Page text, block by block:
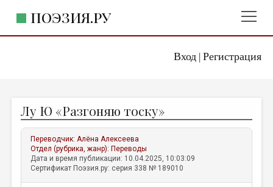
Вход| Регистрация
ПОЭЗИЯ.РУ
ЖАНРЫ
АВТОРЫ
КОММЕНТАРИИ
ЛИТСАЛОН
Лу Ю «Разгоняю тоску»
Переводчик:Алёна Алексеева
Отдел (рубрика, жанр): Переводы
Дата и время публикации: 10.04.2025, 10:03:09
Сертификат Поэзия.ру: серия 338 № 189010